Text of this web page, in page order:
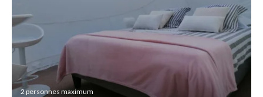
2 personnes maximum